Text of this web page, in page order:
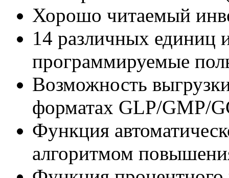
Хорошо читаемый
14 различных единиц
программируемые
Возможность
форматах GLP/GMP/
Функция
алгоритмом